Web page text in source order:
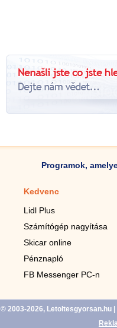
Programok,
Kedvenc
Lidl Plus
Számítógép nagyítása
Skicar online
Pénznapló
FB Messenger PC-n
© 2003-2026, Letoltesgyorsan.hu